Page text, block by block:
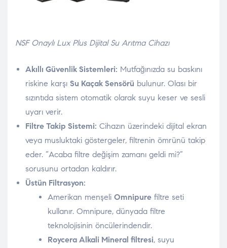
NSF Onaylı Lux Plus Dijital Su Arıtma Cihazı
Akıllı Güvenlik Sistemleri: Mutfağınızda su baskını
riskine karşı Su Kaçak Sensörü bulunur. Olası bir
sızıntıda sistem otomatik olarak suyu keser ve sesli
uyarı verir.
Filtre Takip Sistemi: Cihazın üzerindeki dijital ekran
veya musluktaki göstergeler, filtrenin ömrünü takip
eder. “Acaba filtre değişim zamanı geldi mi?”
sorusunu ortadan kaldırır.
Üstün Filtrasyon:
Amerikan menşeli Omnipure filtre seti
kullanır. Omnipure, dünyada filtre
teknolojisinin öncülerindendir.
Roycera Alkali Mineral filtresi, suyu